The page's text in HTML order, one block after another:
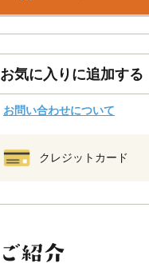
お気に入りに追加する
お問い合わせについて
クレジットカード